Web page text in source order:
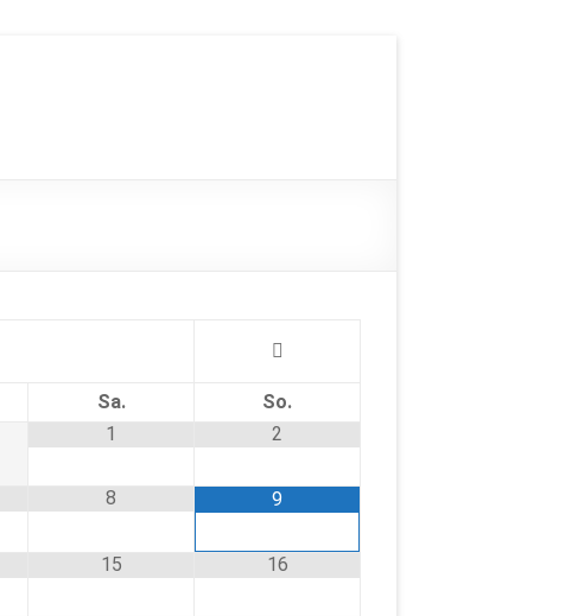
Sa.
So.
1
2
8 9
15 16